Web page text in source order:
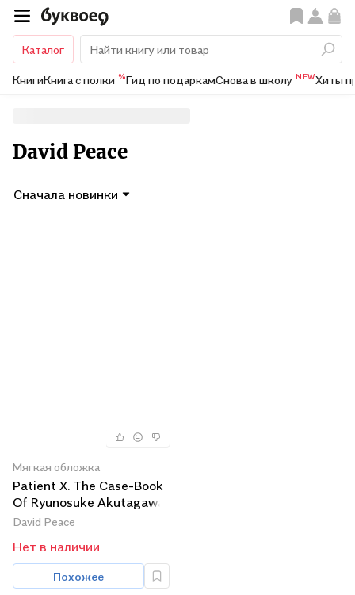
Каталог
КнигиКнига с полки %Гид по подаркамСнова в школу NEWХиты
David Peace
Сначала новинки
Мягкая обложка
Patient X. The Case-Book
Of Ryunosuke Akutagawa
David Peace
Нет в наличии
Похожее